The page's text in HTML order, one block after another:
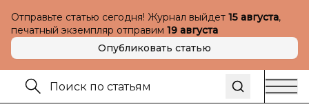
Отправьте статью сегодня! Журнал выйдет 15 августа,
печатный экземпляр отправим 19 августа
Опубликовать статью